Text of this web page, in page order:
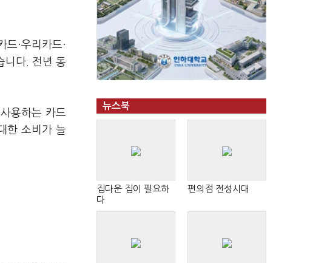
드·우리카드·
니다. 전년 동
용하는 카드
한 소비가 늘
뉴스북
집다운 집이 필요하
다
편의점 전성시대